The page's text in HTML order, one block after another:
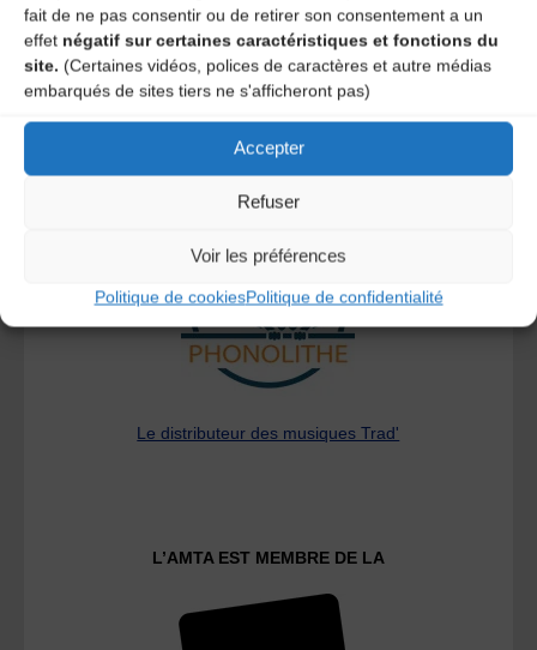
fait de ne pas consentir ou de retirer son consentement a un
effet négatif sur certaines caractéristiques et fonctions du
site. (Certaines vidéos, polices de caractères et autre médias
embarqués de sites tiers ne s'afficheront pas)
Accepter
Refuser
Voir les préférences
Politique de cookiesPolitique de confidentialité
Le distributeur des musiques Trad'
L’AMTA EST MEMBRE DE LA